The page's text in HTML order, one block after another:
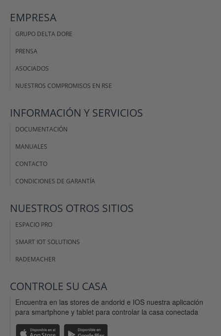
EMPRESA
GRUPO DELTA DORE
PRENSA
ASOCIADOS
NUESTROS COMPROMISOS EN RSE
INFORMACIÓN Y SERVICIOS
DOCUMENTACIÓN
MANUALES
CONTACTO
CONDICIONES DE GARANTÍA
NUESTROS OTROS SITIOS
ESPACIO PRO
SMART IOT SOLUTIONS
RADEMACHER
CONTROLE SU CASA
Encuentra en las stores de andorid e IOS nuestra aplicación
para smartphone y tablet para controlar la casa conectada